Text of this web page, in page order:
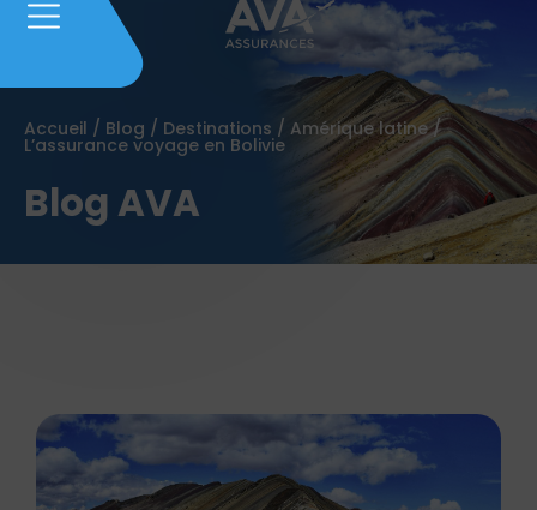
Accueil / Blog / Destinations / Amérique latine/
L’assurance voyage en Bolivie
Blog AVA